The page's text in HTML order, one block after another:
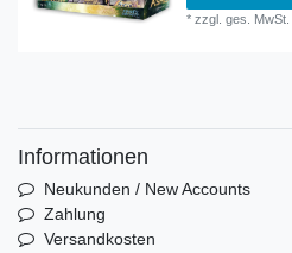
*zzgl. ges. MwSt.
Informationen
Neukunden / New Accounts
Zahlung
Versandkosten